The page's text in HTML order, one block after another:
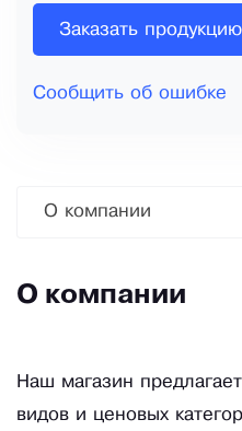
Заказать продукцию
Сообщить об ошибке
О компании
О компании
Наш магазин
видов и ценовых